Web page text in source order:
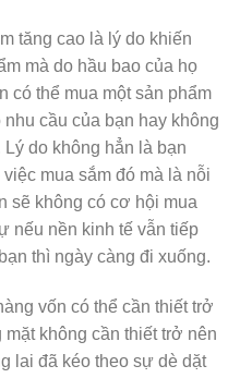
tăng cao là lý do khiến
mà do hầu bao của họ
có thể mua một sản phẩm
cầu của bạn hay không
do không hẳn là bạn
mua sắm đó mà là nỗi
sẽ không có cơ hội mua
nếu nền kinh tế vẫn tiếp
thì ngày càng đi xuống.
vốn có thể cần thiết trở
không cần thiết trở nên
lai đã kéo theo sự dè dặt